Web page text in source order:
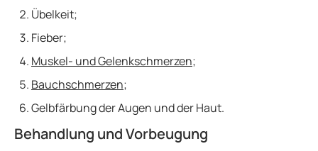
Übelkeit;
Fieber;
Muskel- und Gelenkschmerzen;
Bauchschmerzen;
Gelbfärbung der Augen und der Haut.
Behandlung und Vorbeugung